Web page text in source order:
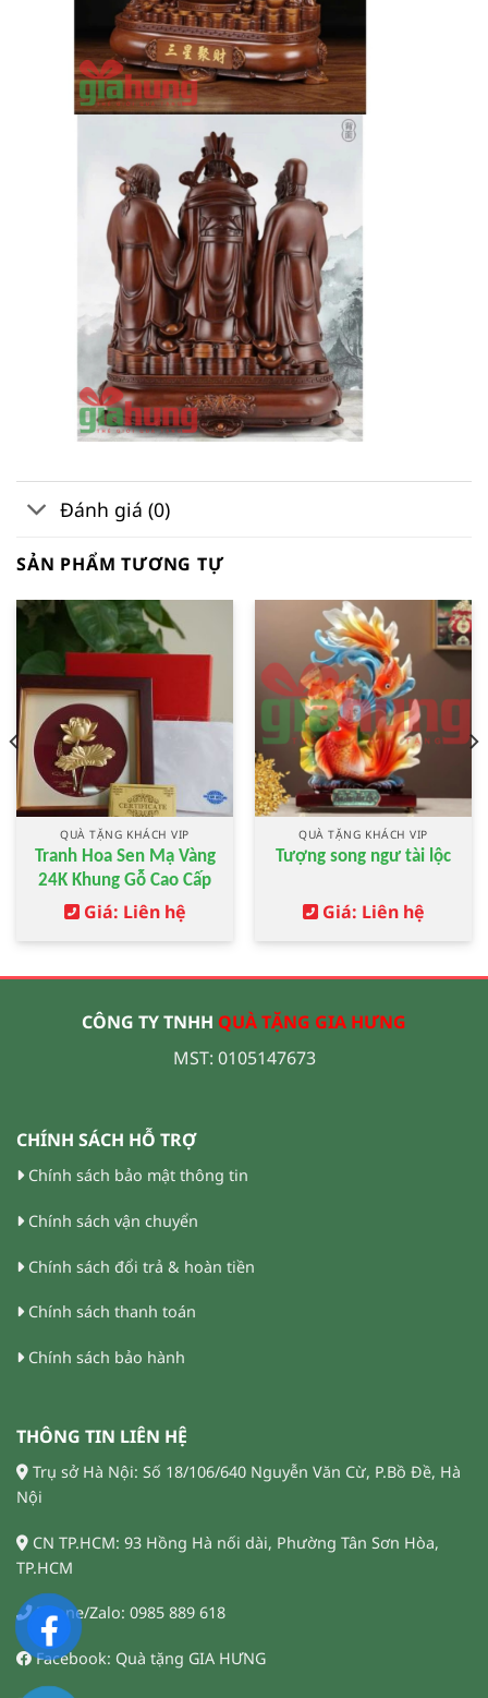
Đánh giá (0)
SẢN PHẨM TƯƠNG TỰ
QUÀ TẶNG KHÁCH VIP
Tranh Hoa Sen Mạ Vàng
24K Khung Gỗ Cao Cấp
Giá: Liên hệ
QUÀ TẶNG KHÁCH VIP
Tượng song ngư tài lộc
Giá: Liên hệ
CÔNG TY TNHH QUÀ TẶNG GIA HƯNG
MST: 0105147673
CHÍNH SÁCH HỖ TRỢ
Chính sách bảo mật thông tin
Chính sách vận chuyển
Chính sách đổi trả & hoàn tiền
Chính sách thanh toán
Chính sách bảo hành
THÔNG TIN LIÊN HỆ
Trụ sở Hà Nội: Số 18/106/640 Nguyễn Văn Cừ, P.Bồ Đề, Hà
Nội
CN TP.HCM: 93 Hồng Hà nối dài, Phường Tân Sơn Hòa,
TP.HCM
Phone/Zalo: 0985 889 618
Facebook: Quà tặng GIA HƯNG